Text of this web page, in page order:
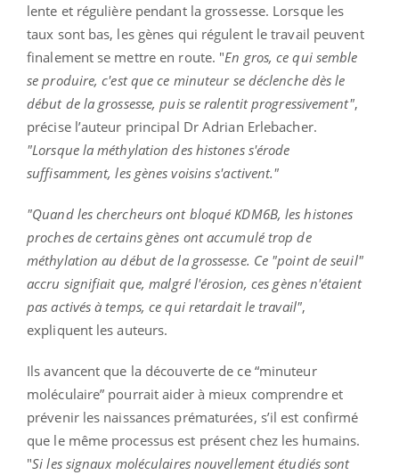
lente et régulière pendant la grossesse. Lorsque les
taux sont bas, les gènes qui régulent le travail peuvent
finalement se mettre en route. "En gros, ce qui semble
se produire, c'est que ce minuteur se déclenche dès le
début de la grossesse, puis se ralentit progressivement",
précise l’auteur principal Dr Adrian Erlebacher.
"Lorsque la méthylation des histones s'érode
suffisamment, les gènes voisins s'activent."
"Quand les chercheurs ont bloqué KDM6B, les histones
proches de certains gènes ont accumulé trop de
méthylation au début de la grossesse. Ce "point de seuil"
accru signifiait que, malgré l'érosion, ces gènes n'étaient
pas activés à temps, ce qui retardait le travail",
expliquent les auteurs.
Ils avancent que la découverte de ce “minuteur
moléculaire” pourrait aider à mieux comprendre et
prévenir les naissances prématurées, s’il est confirmé
que le même processus est présent chez les humains.
"Si les signaux moléculaires nouvellement étudiés sont